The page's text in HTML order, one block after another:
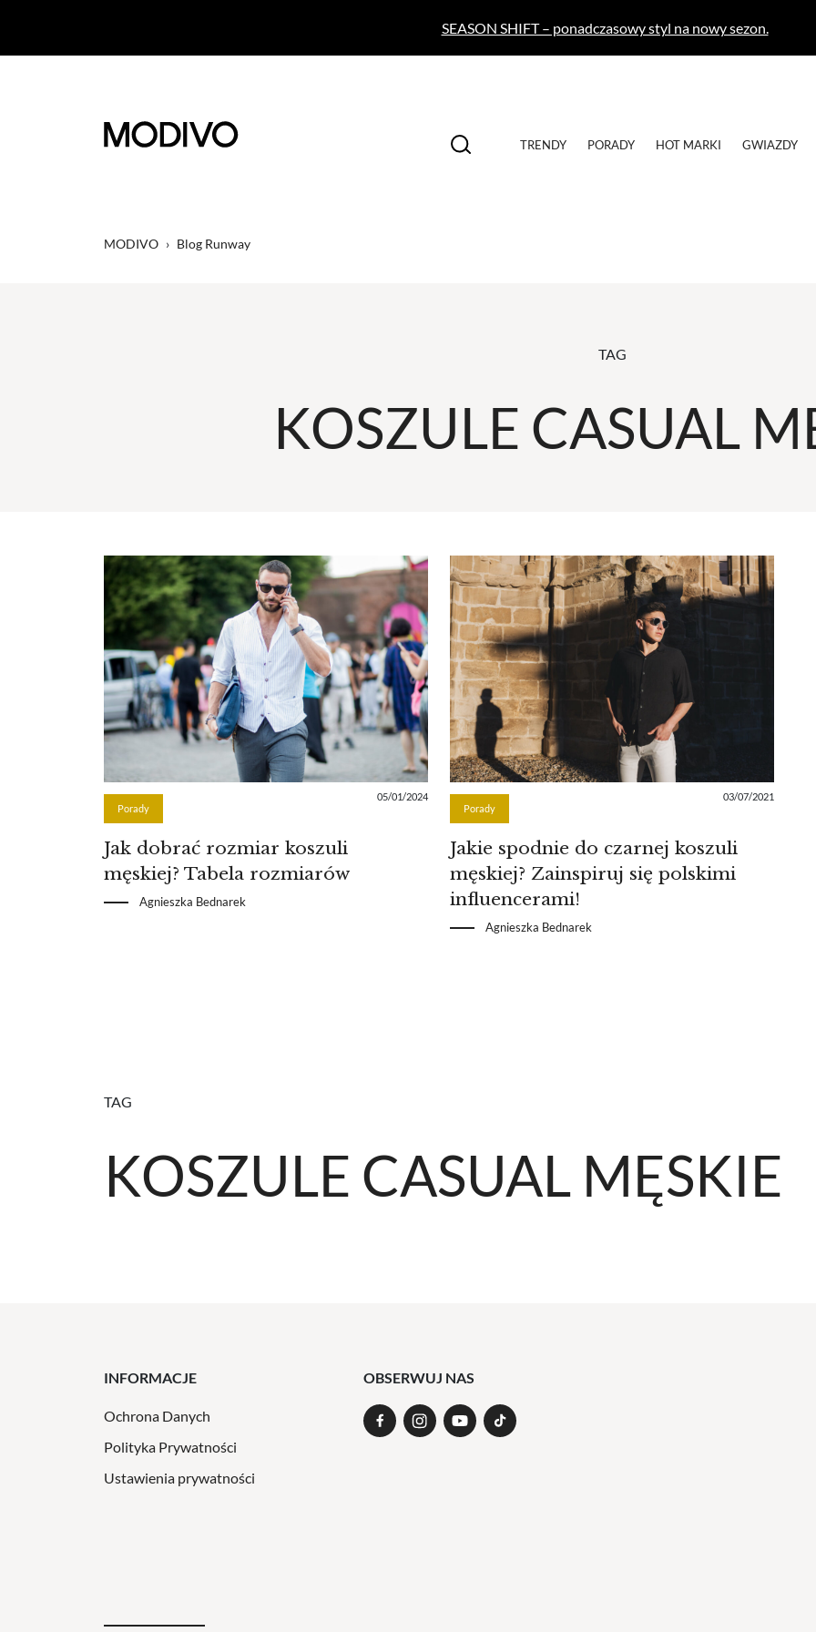
SEASON SHIFT – ponadczasowy styl na nowy sezon.
TRENDY PORADY HOT MARKI GWIAZDY
MODIVO › Blog Runway
TAG
KOSZULE CASUAL
Porady
05/01/2024
Jak dobrać rozmiar koszuli
męskiej? Tabela rozmiarów
Agnieszka Bednarek
Porady
03/07/2021
Jakie spodnie do czarnej koszuli
męskiej? Zainspiruj się polskimi
influencerami!
Agnieszka Bednarek
TAG
KOSZULE CASUAL MĘSKIE
INFORMACJE
Ochrona Danych
Polityka Prywatności
Ustawienia prywatności
OBSERWUJ NAS